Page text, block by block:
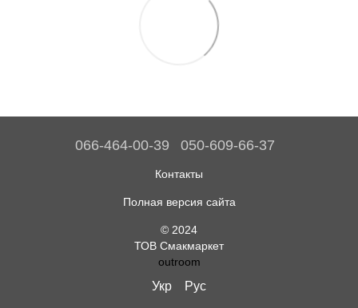
066-464-00-39 050-609-66-37
Контакты
Полная версия сайта
© 2024
ТОВ Смакмаркет
outroom
Укр Рус